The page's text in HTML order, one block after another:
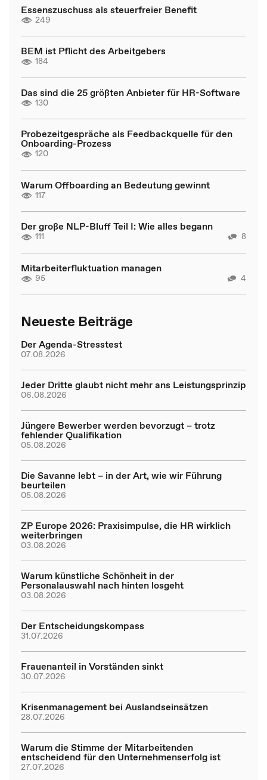
Essenszuschuss als steuerfreier Benefit
249
BEM ist Pflicht des Arbeitgebers
184
Das sind die 25 größten Anbieter für HR-Software
130
Probezeitgespräche als Feedbackquelle für den
Onboarding-Prozess
120
Warum Offboarding an Bedeutung gewinnt
117
Der große NLP-Bluff Teil I: Wie alles begann
111 8
Mitarbeiterfluktuation managen
95 4
Neueste Beiträge
Der Agenda-Stresstest
07.08.2026
Jeder Dritte glaubt nicht mehr ans Leistungsprinzip
06.08.2026
Jüngere Bewerber werden bevorzugt – trotz
fehlender Qualifikation
05.08.2026
Die Savanne lebt – in der Art, wie wir Führung
beurteilen
05.08.2026
ZP Europe 2026: Praxisimpulse, die HR wirklich
weiterbringen
03.08.2026
Warum künstliche Schönheit in der
Personalauswahl nach hinten losgeht
03.08.2026
Der Entscheidungskompass
31.07.2026
Frauenanteil in Vorständen sinkt
30.07.2026
Krisenmanagement bei Auslandseinsätzen
28.07.2026
Warum die Stimme der Mitarbeitenden
entscheidend für den Unternehmenserfolg ist
27.07.2026